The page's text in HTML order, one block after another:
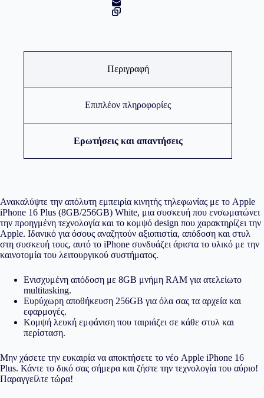
Περιγραφή
Επιπλέον πληροφορίες
Ερωτήσεις και απαντήσεις
Ανακαλύψτε την απόλυτη εμπειρία κινητής τηλεφωνίας με το Apple
iPhone 16 Plus (8GB/256GB) White, μια συσκευή που ενσωματώνει
την προηγμένη τεχνολογία και το κομψό design που χαρακτηρίζει την
Apple. Ιδανικό για όσους αναζητούν αξιοπιστία, απόδοση και στυλ
στη συσκευή τους, αυτό το iPhone συνδυάζει άριστα το υλικό με την
καινοτομία του λειτουργικού συστήματος.
Ενισχυμένη απόδοση με 8GB μνήμη RAM για ατελείωτο
multitasking.
Ευρύχωρη αποθήκευση 256GB για όλα σας τα αρχεία και
εφαρμογές.
Κομψή λευκή εμφάνιση που ταιριάζει σε κάθε στυλ και
περίσταση.
Μην χάσετε την ευκαιρία να αποκτήσετε το νέο Apple iPhone 16
Plus. Κάντε το δικό σας σήμερα και ζήστε την τεχνολογία του αύριο!
Παραγγείλτε τώρα!